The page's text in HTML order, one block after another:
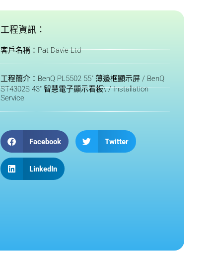
工程資訊：
客戶名稱：Pat Davie Ltd
工程簡介：BenQ PL5502 55" 薄邊框顯示屏 / BenQ
ST4302S 43" 智慧電子顯示看板\ / Installation
Service
Facebook Twitter
LinkedIn